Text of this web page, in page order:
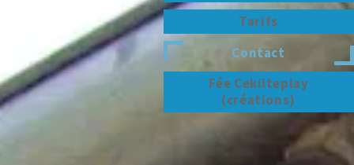
Tarifs
Contact
Fée Cekilteplay
(créations)